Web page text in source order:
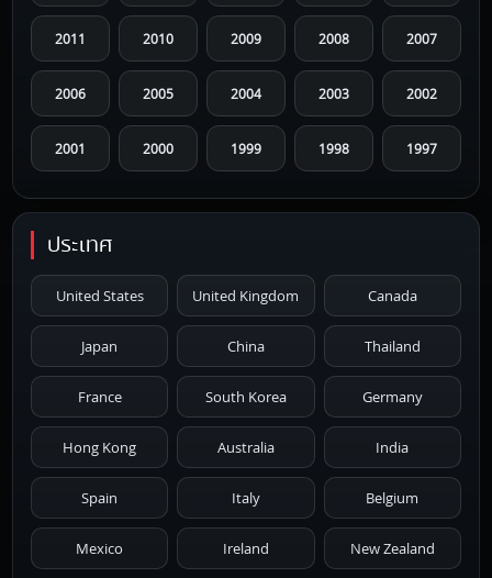
2011 2010 2009 2008 2007
2006 2005 2004 2003 2002
2001 2000 1999 1998 1997
1996 1995 1994 1993 1992
1986 1985 1984 1983 1982
1981 1980 1979 1978 1977
1976 1975 1974 1973 1972
1971 1970 1969 1968 1967
1966 1965 1964 1963 1962
ประเทศ
United States United Kingdom Canada
Japan China Thailand
France South Korea Germany
Hong Kong Australia India
Spain Italy Belgium
Mexico Ireland New Zealand